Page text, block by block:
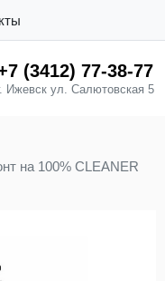
(3412) 77-38-77
Ижевск ул. Салютовская 5
на 100% CLEANER